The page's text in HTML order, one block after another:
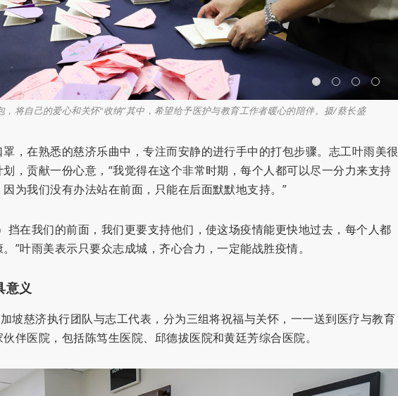
，将自己的爱心和关怀“收纳”其中，希望给予医护与教育工作者暖心的陪伴。摄/蔡长盛
，在熟悉的慈济乐曲中，专注而安静的进行手中的打包步骤。志工叶雨美很
，贡献一份心意，“我觉得在这个非常时期，每个人都可以尽一分力来支持
为我们没有办法站在前面，只能在后面默默地支持。”
挡在我们的前面，我们更要支持他们，使这场疫情能更快地过去，每个人都
”叶雨美表示只要众志成城，齐心合力，一定能战胜疫情。
意义
坡慈济执行团队与志工代表，分为三组将祝福与关怀，一一送到医疗与教育
伴医院，包括陈笃生医院、邱德拔医院和黄廷芳综合医院。